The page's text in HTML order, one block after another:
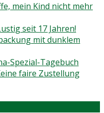
mein Kind nicht mehr
seit 17 Jahren!
mit dunklem
Spezial-Tagebuch
faire Zustellung